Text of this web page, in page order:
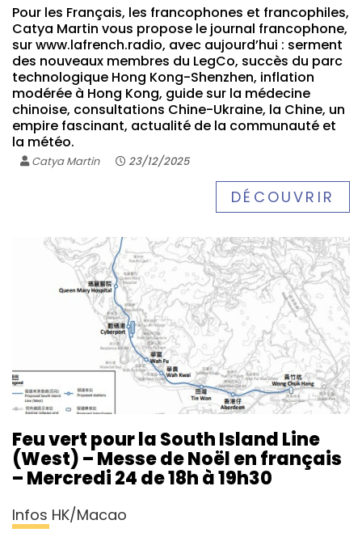
Pour les Français, les francophones et francophiles,
Catya Martin vous propose le journal francophone,
sur www.lafrench.radio, avec aujourd’hui : serment
des nouveaux membres du LegCo, succès du parc
technologique Hong Kong-Shenzhen, inflation
modérée à Hong Kong, guide sur la médecine
chinoise, consultations Chine-Ukraine, la Chine, un
empire fascinant, actualité de la communauté et
la météo.
Catya Martin 23/12/2025
DÉCOUVRIR
Feu vert pour la South Island Line
(West) – Messe de Noël en français
– Mercredi 24 de 18h à 19h30
Infos HK/Macao